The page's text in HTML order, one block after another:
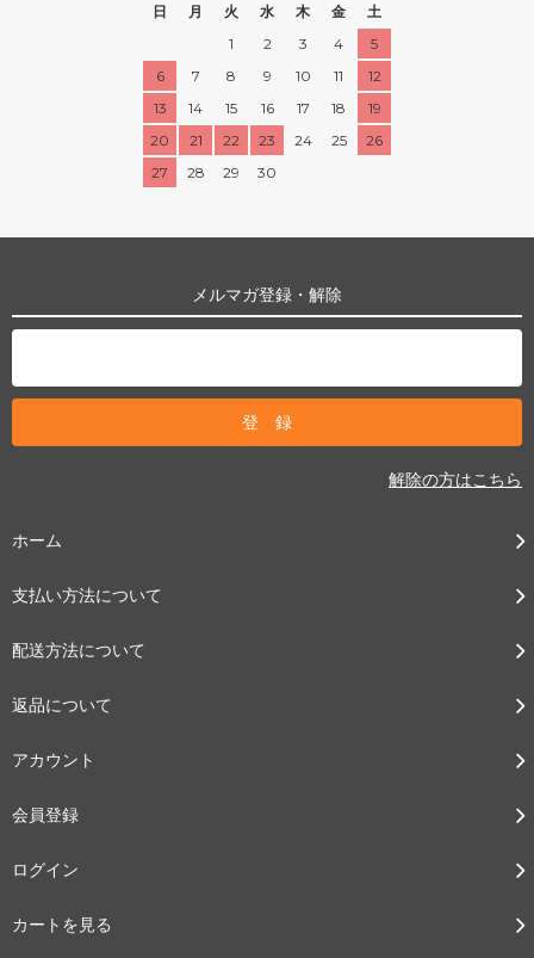
日
月 火 水 木 金
土
1
2 3 4
5
6
7 8 9 10 11
12
13
14 15 16 17 18
19
20
21 22 23 24 25
26
27
28 29 30
メルマガ登録・解除
解除の方はこちら
ホーム
支払い方法について
配送方法について
返品について
アカウント
会員登録
ログイン
カートを見る